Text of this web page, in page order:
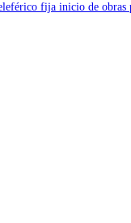
fija inicio de obras